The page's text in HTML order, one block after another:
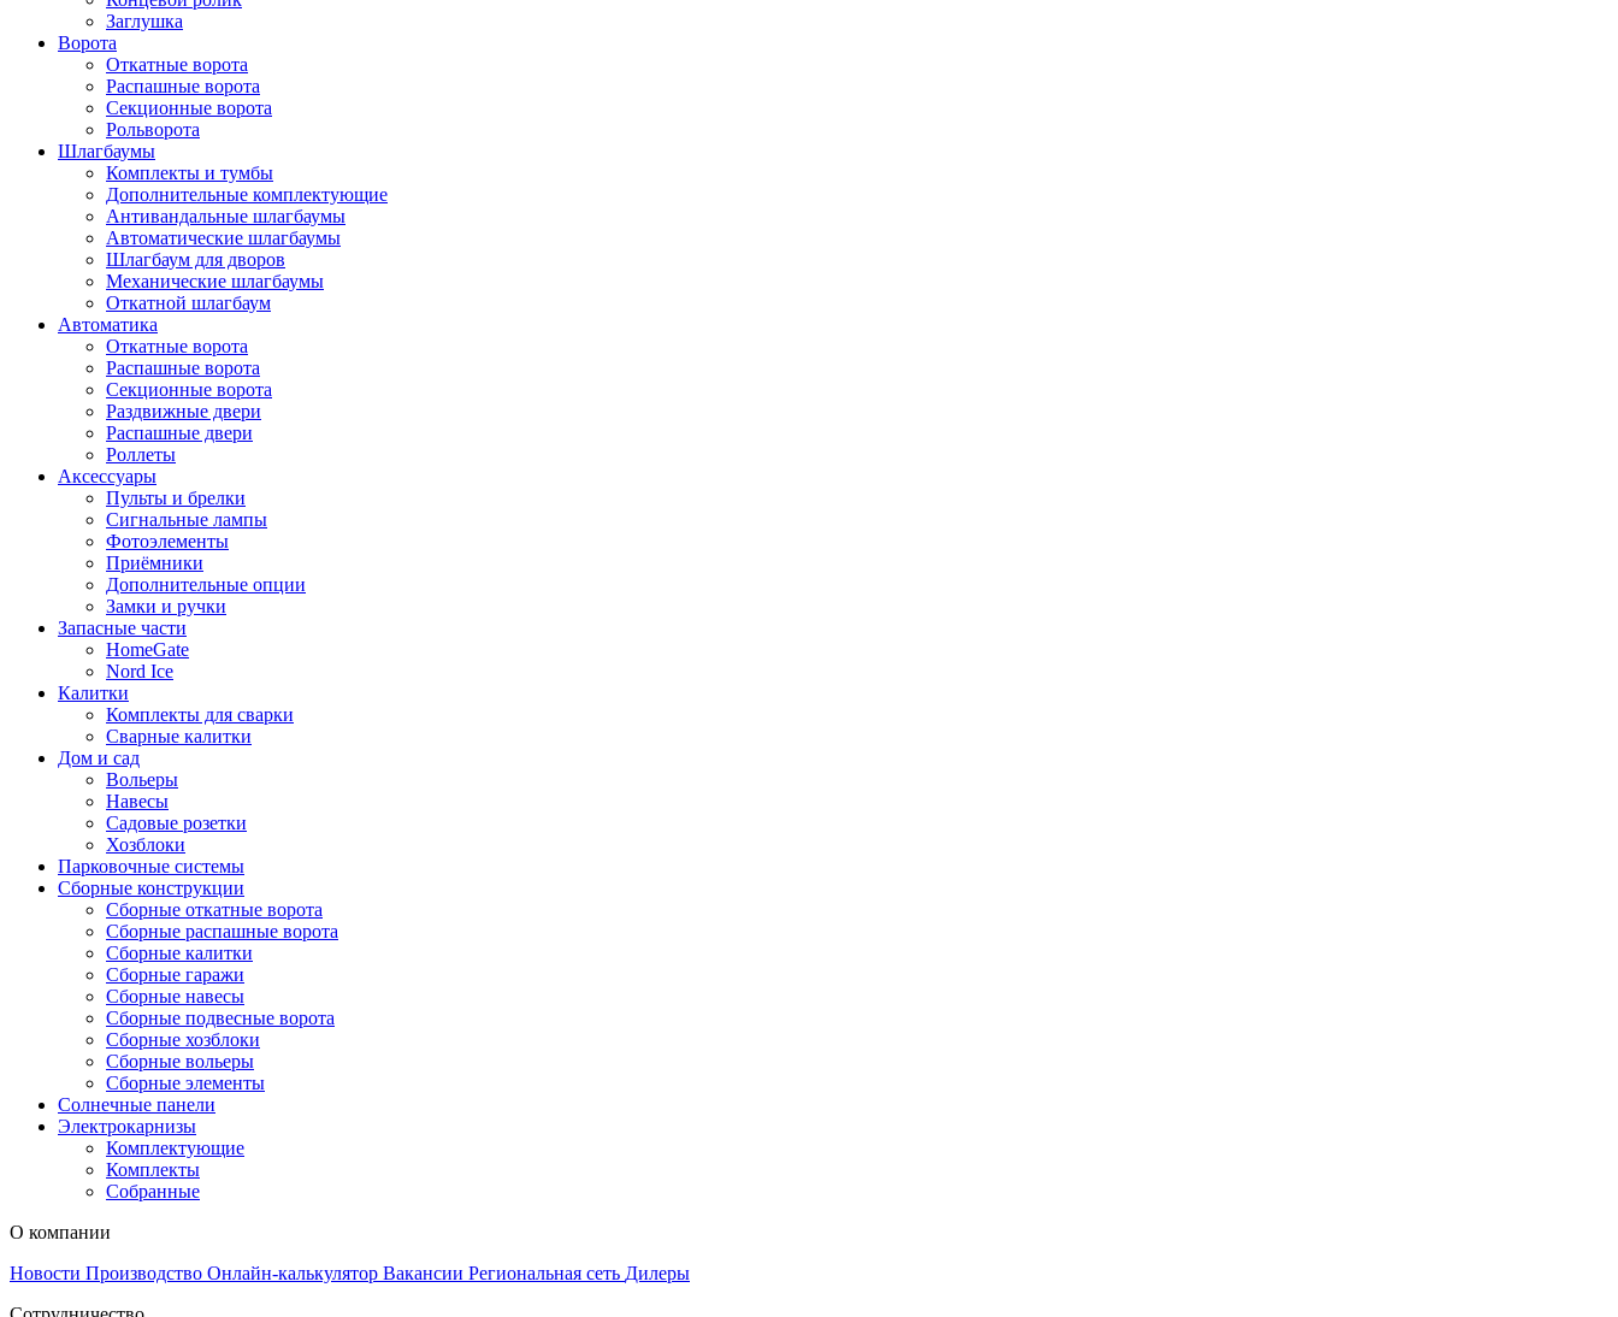
Заглушка
Ворота
Откатные ворота
Распашные ворота
Секционные ворота
Рольворота
Шлагбаумы
Комплекты и тумбы
Дополнительные комплектующие
Антивандальные шлагбаумы
Автоматические шлагбаумы
Шлагбаум для дворов
Механические шлагбаумы
Откатной шлагбаум
Автоматика
Откатные ворота
Распашные ворота
Секционные ворота
Раздвижные двери
Распашные двери
Роллеты
Аксессуары
Пульты и брелки
Сигнальные лампы
Фотоэлементы
Приёмники
Дополнительные опции
Замки и ручки
Запасные части
HomeGate
Nord Ice
Калитки
Комплекты для сварки
Сварные калитки
Дом и сад
Вольеры
Навесы
Садовые розетки
Хозблоки
Парковочные системы
Сборные конструкции
Сборные откатные ворота
Сборные распашные ворота
Сборные калитки
Сборные гаражи
Сборные навесы
Сборные подвесные ворота
Сборные хозблоки
Сборные вольеры
Сборные элементы
Солнечные панели
Электрокарнизы
Комплектующие
Комплекты
Собранные
О компании
Новости Производство Онлайн-калькулятор Вакансии Региональная сеть Дилеры